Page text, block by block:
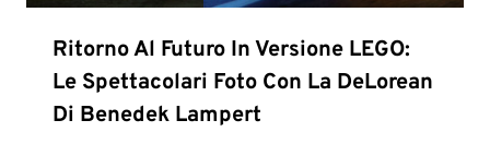
Ritorno Al Futuro In Versione LEGO:
Le Spettacolari Foto Con La DeLorean
Di Benedek Lampert